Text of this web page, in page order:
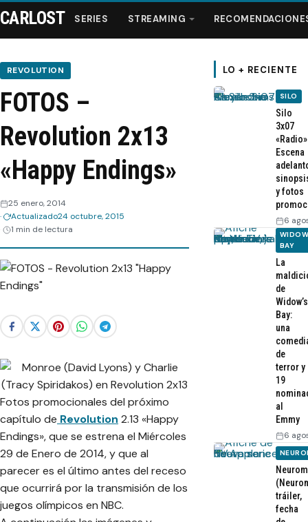
Series
Streaming
Recomendaciones
Videos
CARLOST SERIES STREAMING
REVOLUTION
FOTOS –
Revolution 2x13
«Happy Endings»
25 enero, 2014
Actualizado24 octubre, 2015
1 min de lectura
Fotos promocionales del próximo
capítulo de Revolution 2.13 «Happy
Endings», que se estrena el Miércoles
29 de Enero de 2014, y que al
parecer es el último antes del receso
que ocurrirá por la transmisión de los
juegos olímpicos en NBC.
LO + RECIENTE
SILO
Silo
3x07
Escena
y fotos
6
BAY
La
de
Widow’s
Bay:
una
de
terror y
19
al
Emmy
6
tráiler,
fecha